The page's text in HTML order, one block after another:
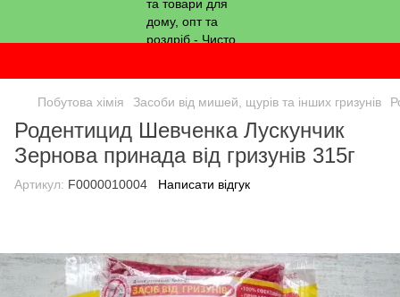
Побутова хімія Засоби від мишей, щурів та інших гризунів
Родентицид Шевченка Лускунчик
Зернова принада від гризунів 315г
Артикул: F0000010004 Написати відгук